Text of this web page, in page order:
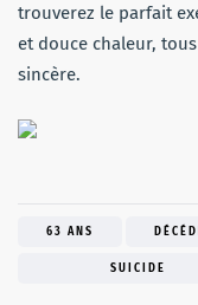
trouverez le parfait
et douce chaleur,
sincère.
63 ANS
SUICIDE